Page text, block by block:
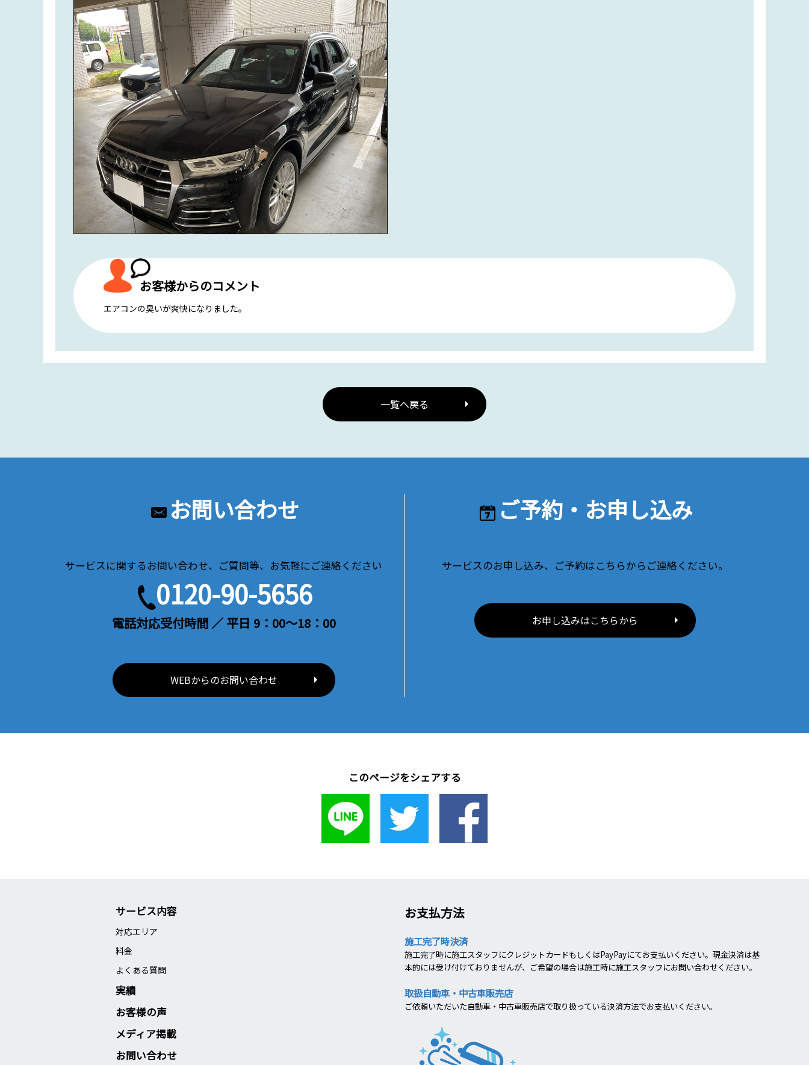
お客様からのコメント
エアコンの臭いが爽快になりました。
一覧へ戻る
お問い合わせ
サービスに関するお問い合わせ、ご質問等、お気軽にご連絡ください
0120-90-5656
電話対応受付時間 ／ 平日 9：00～18：00
WEBからのお問い合わせ
ご予約・お申し込み
サービスのお申し込み、ご予約はこちらからご連絡ください。
お申し込みはこちらから
このページをシェアする
サービス内容
対応エリア
料金
よくある質問
実績
お客様の声
メディア掲載
お問い合わせ
お支払方法
施工完了時決済
施工完了時に施工スタッフにクレジットカードもしくはPayPayにてお支払いください。現金決済は基
本的には受け付けておりませんが、ご希望の場合は施工時に施工スタッフにお問い合わせください。
取扱自動車・中古車販売店
ご依頼いただいた自動車・中古車販売店で取り扱っている決済方法でお支払いください。